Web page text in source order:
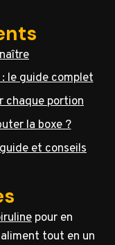
le guide complet
chaque portion
la boxe ?
et conseils
pour en
tout en un